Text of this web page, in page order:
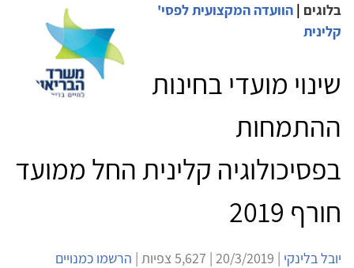
בלוגים | הוועדה המקצועית לפסי'
קלינית
שינוי מועדי בחינות
ההתמחות
בפסיכולוגיה קלינית החל ממועד
חורף 2019
יובל בלינקי | 20/3/2019 | 5,627 צפיות |
הרשמו כמנויים